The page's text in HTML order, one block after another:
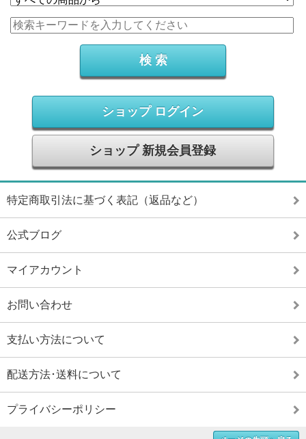
ショップ ログイン
ショップ 新規会員登録
特定商取引法に基づく表記（返品など）
公式ブログ
マイアカウント
お問い合わせ
支払い方法について
配送方法･送料について
プライバシーポリシー